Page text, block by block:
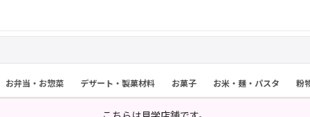
お弁当・お惣菜 デザート・製菓材料 お菓子 お米・麺・パスタ 粉